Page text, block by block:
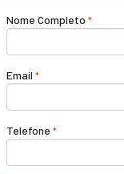
Nome Completo
Email
Telefone